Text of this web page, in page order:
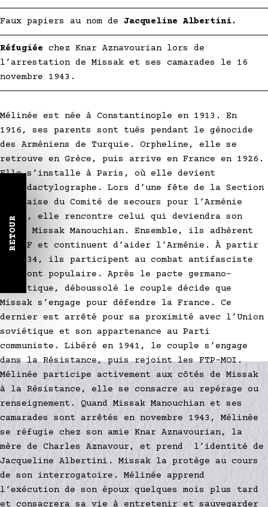
RETOUR
Faux papiers au nom de Jacqueline Albertini.
Réfugiée chez Knar Aznavourian lors de
l’arrestation de Missak et ses camarades le 16
novembre 1943.
Mélinée est née à Constantinople en 1913. En
1916, ses parents sont tués pendant le génocide
des Arméniens de Turquie. Orpheline, elle se
retrouve en Grèce, puis arrive en France en 1926.
Elle s’installe à Paris, où elle devient
sténodactylographe. Lors d’une fête de la Section
française du Comité de secours pour l’Arménie
(HOC), elle rencontre celui qui deviendra son
mari, Missak Manouchian. Ensemble, ils adhèrent
au PCF et continuent d’aider l’Arménie. À partir
de 1934, ils participent au combat antifasciste
du Front populaire. Après le pacte germano-
soviétique, déboussolé le couple décide que
Missak s’engage pour défendre la France. Ce
dernier est arrêté pour sa proximité avec l’Union
soviétique et son appartenance au Parti
communiste. Libéré en 1941, le couple s’engage
dans la Résistance, puis rejoint les FTP-MOI.
Mélinée participe activement aux côtés de Missak
à la Résistance, elle se consacre au repérage ou
renseignement. Quand Missak Manouchian et ses
camarades sont arrêtés en novembre 1943, Mélinée
se réfugie chez son amie Knar Aznavourian, la
mère de Charles Aznavour, et prend l’identité de
Jacqueline Albertini. Missak la protège au cours
de son interrogatoire. Mélinée apprend
l’exécution de son époux quelques mois plus tard
et consacrera sa vie à entretenir et sauvegarder